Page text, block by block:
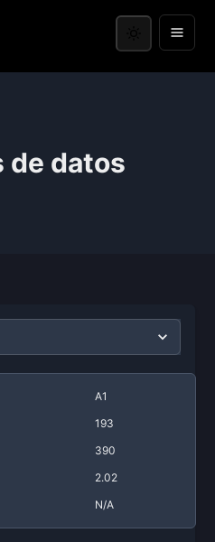
de datos
A1
193
390
2.02
N/A